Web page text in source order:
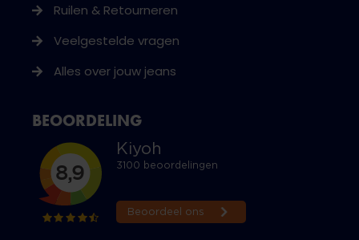
Ruilen & Retourneren
Veelgestelde vragen
Alles over jouw jeans
BEOORDELING